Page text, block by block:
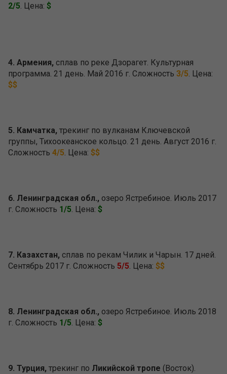
2/5. Цена: $
4. Армения, сплав по реке Дзорагет. Культурная
программа. 21 день. Май 2016 г. Сложность 3/5. Цена:
$$
5. Камчатка, трекинг по вулканам Ключевской
группы, Тихоокеанское кольцо. 21 день. Август 2016 г.
Сложность 4/5. Цена: $$
6. Ленинградская обл., озеро Ястребиное. Июль 2017
г. Сложность 1/5. Цена: $
7. Казахстан, сплав по рекам Чилик и Чарын. 17 дней.
Сентябрь 2017 г. Сложность 5/5. Цена: $$
8. Ленинградская обл., озеро Ястребиное. Июль 2018
г. Сложность 1/5. Цена: $
9. Турция, трекинг по Ликийской тропе (Восток).